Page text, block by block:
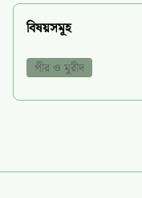
বিষয়সমূহ
পীর ও মুরীদ